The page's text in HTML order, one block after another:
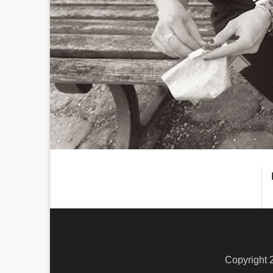
Copyright